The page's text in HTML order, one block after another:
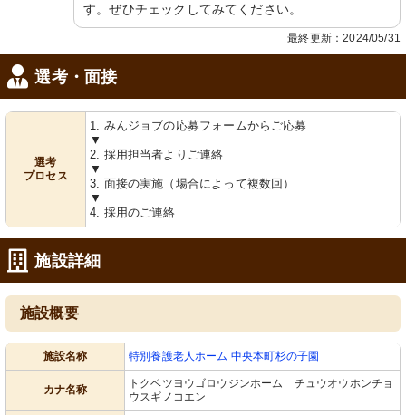
す。ぜひチェックしてみてください。
最終更新：2024/05/31
選考・面接
選考
プロセス
1. みんジョブの応募フォームからご応募
▼
2. 採用担当者よりご連絡
▼
3. 面接の実施（場合によって複数回）
▼
4. 採用のご連絡
施設詳細
施設概要
施設名称 特別養護老人ホーム 中央本町杉の子園
カナ名称
トクベツヨウゴロウジンホーム チュウオウホンチョ
ウスギノコエン